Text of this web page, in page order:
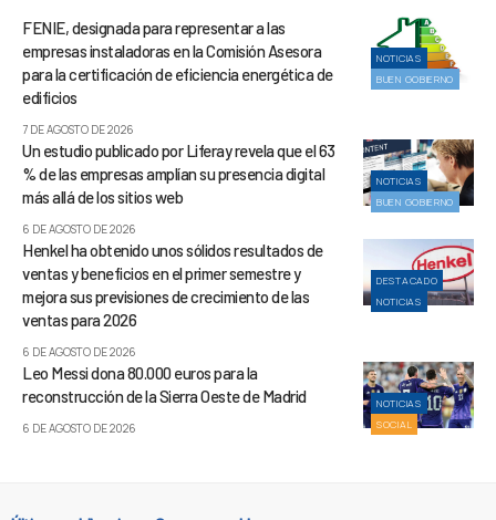
NOTICIAS
BUEN GOBIERNO
FENIE, designada para representar a las
empresas instaladoras en la Comisión Asesora
para la certificación de eficiencia energética de
edificios
7 DE AGOSTO DE 2026
NOTICIAS
BUEN GOBIERNO
Un estudio publicado por Liferay revela que el 63
% de las empresas amplían su presencia digital
más allá de los sitios web
6 DE AGOSTO DE 2026
DESTACADO
NOTICIAS
Henkel ha obtenido unos sólidos resultados de
ventas y beneficios en el primer semestre y
mejora sus previsiones de crecimiento de las
ventas para 2026
6 DE AGOSTO DE 2026
NOTICIAS
SOCIAL
Leo Messi dona 80.000 euros para la
reconstrucción de la Sierra Oeste de Madrid
6 DE AGOSTO DE 2026